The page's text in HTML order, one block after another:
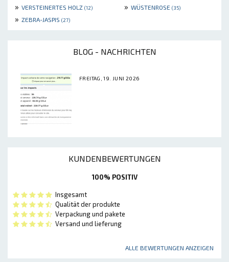
» VERSTEINERTES HOLZ (12) » WÜSTENROSE (35)
» ZEBRA-JASPIS (27)
BLOG - NACHRICHTEN
FREITAG, 19. JUNI 2026
KUNDENBEWERTUNGEN
100% POSITIV
Insgesamt
Qualität der produkte
Verpackung und pakete
Versand und lieferung
ALLE BEWERTUNGEN ANZEIGEN